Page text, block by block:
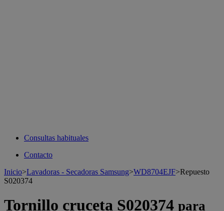
Consultas habituales
Contacto
Inicio>Lavadoras - Secadoras Samsung>WD8704EJF>Repuesto
S020374
Tornillo cruceta S020374 para